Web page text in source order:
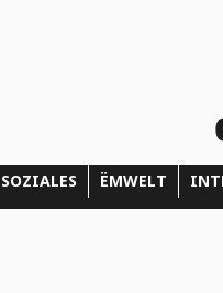
SOZIALES ËMWELT